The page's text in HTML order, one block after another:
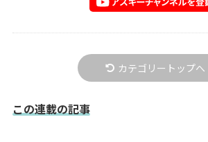
カテゴリートップへ
この連載の記事